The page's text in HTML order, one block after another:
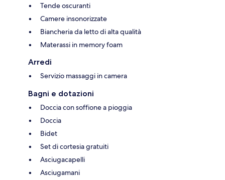
Tende oscuranti
Camere insonorizzate
Biancheria da letto di alta qualità
Materassi in memory foam
Arredi
Servizio massaggi in camera
Bagni e dotazioni
Doccia con soffione a pioggia
Doccia
Bidet
Set di cortesia gratuiti
Asciugacapelli
Asciugamani